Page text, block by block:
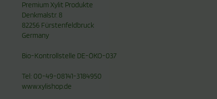
Premium Xylit Produkte
Denkmalstr. 8
82256 Fürstenfeldbruck
Germany
Bio-Kontrollstelle DE-ÖKO-037
Tel: 00-49-08141-3184950
www.xylishop.de